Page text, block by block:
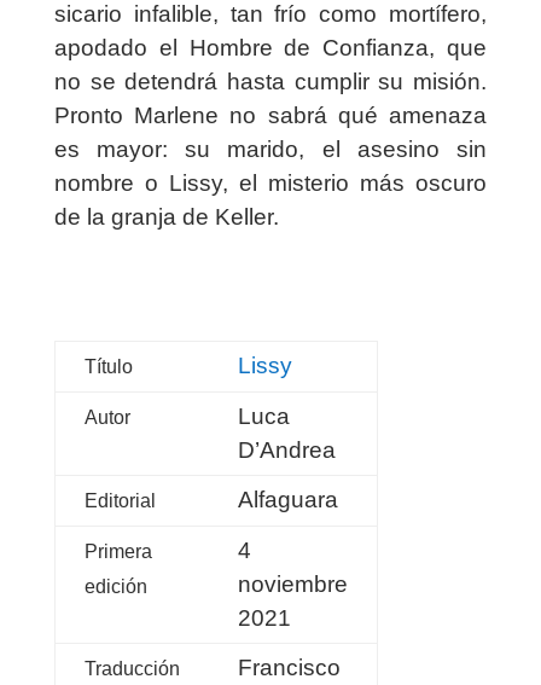
sicario infalible, tan frío como mortífero,
apodado el Hombre de Confianza, que
no se detendrá hasta cumplir su misión.
Pronto Marlene no sabrá qué amenaza
es mayor: su marido, el asesino sin
nombre o Lissy, el misterio más oscuro
de la granja de Keller.
Título Lissy
Autor
Luca
D’Andrea
Editorial Alfaguara
Primera
edición
4
noviembre
2021
Traducción
Francisco